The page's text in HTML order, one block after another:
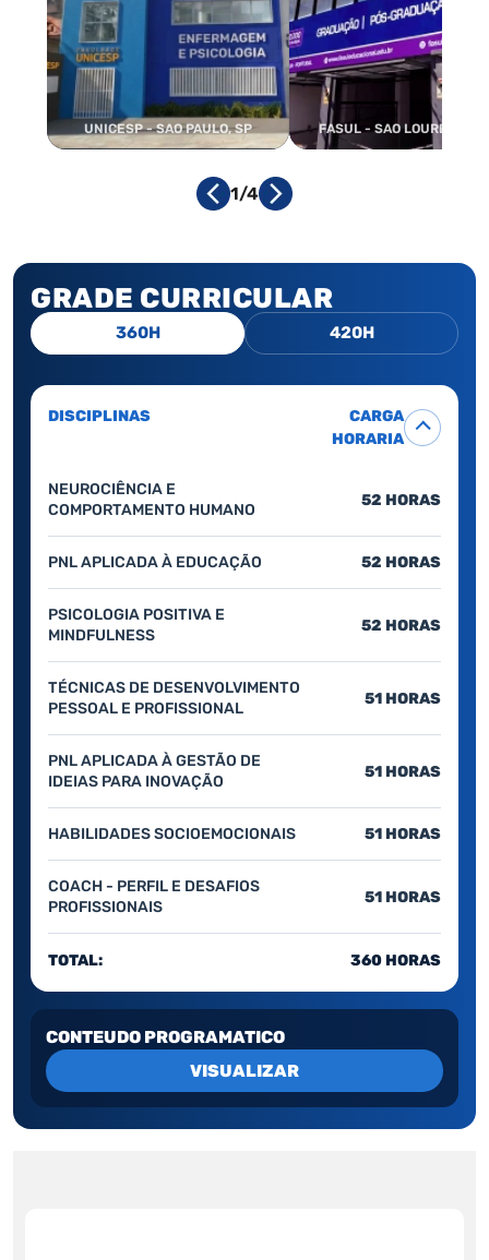
UNICESP - SAO PAULO, SP FASUL - SAO LOURENCO,
1/4
GRADE CURRICULAR
360H 420H
DISCIPLINAS
CARGA
HORARIA
NEUROCIÊNCIA E
COMPORTAMENTO HUMANO
52 HORAS
PNL APLICADA À EDUCAÇÃO 52 HORAS
PSICOLOGIA POSITIVA E
MINDFULNESS
52 HORAS
TÉCNICAS DE DESENVOLVIMENTO
PESSOAL E PROFISSIONAL
51 HORAS
PNL APLICADA À GESTÃO DE
IDEIAS PARA INOVAÇÃO
51 HORAS
HABILIDADES SOCIOEMOCIONAIS 51 HORAS
COACH - PERFIL E DESAFIOS
PROFISSIONAIS
51 HORAS
TOTAL: 360 HORAS
CONTEUDO PROGRAMATICO
VISUALIZAR